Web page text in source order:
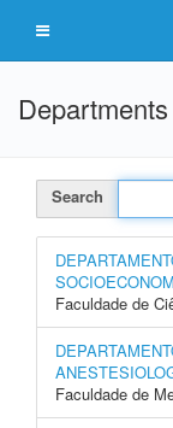
Departments
Search
Faculdade de
Faculdade de